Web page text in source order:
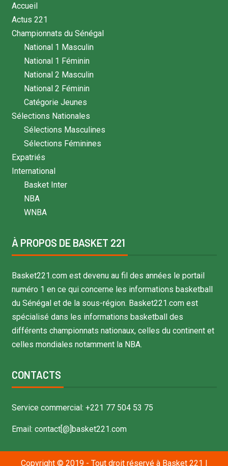
Accueil
Actus 221
Championnats du Sénégal
National 1 Masculin
National 1 Féminin
National 2 Masculin
National 2 Féminin
Catégorie Jeunes
Sélections Nationales
Sélections Masculines
Sélections Féminines
Expatriés
International
Basket Inter
NBA
WNBA
À PROPOS DE BASKET 221
Basket221.com est devenu au fil des années le portail
numéro 1 en ce qui concerne les informations basketball
du Sénégal et de la sous-région. Basket221.com est
spécialisé dans les informations basketball des
différents championnats nationaux, celles du continent et
celles mondiales notamment la NBA.
CONTACTS
Service commercial: +221 77 504 53 75
Email: contact[@]basket221.com
Copyright © 2019 - Tout droit réservé à Basket 221 |